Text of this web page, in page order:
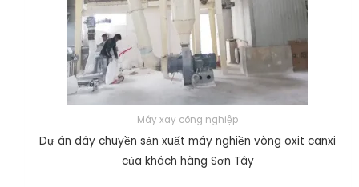
Máy xay công nghiệp
Dự án dây chuyền sản xuất máy nghiền vòng oxit canxi
của khách hàng Sơn Tây